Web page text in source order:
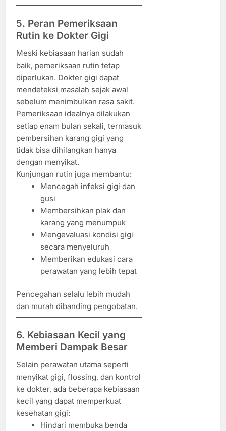
5. Peran Pemeriksaan
Rutin ke Dokter Gigi
Meski kebiasaan harian sudah
baik, pemeriksaan rutin tetap
diperlukan. Dokter gigi dapat
mendeteksi masalah sejak awal
sebelum menimbulkan rasa sakit.
Pemeriksaan idealnya dilakukan
setiap enam bulan sekali, termasuk
pembersihan karang gigi yang
tidak bisa dihilangkan hanya
dengan menyikat.
Kunjungan rutin juga membantu:
Mencegah infeksi gigi dan
gusi
Membersihkan plak dan
karang yang menumpuk
Mengevaluasi kondisi gigi
secara menyeluruh
Memberikan edukasi cara
perawatan yang lebih tepat
Pencegahan selalu lebih mudah
dan murah dibanding pengobatan.
6. Kebiasaan Kecil yang
Memberi Dampak Besar
Selain perawatan utama seperti
menyikat gigi, flossing, dan kontrol
ke dokter, ada beberapa kebiasaan
kecil yang dapat memperkuat
kesehatan gigi:
Hindari membuka benda